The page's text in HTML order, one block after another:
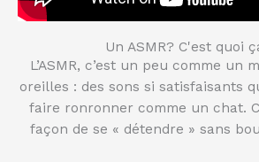
Un ASMR? C'est quoi
L’ASMR, c’est un peu comme un
oreilles : des sons si satisfaisants
faire ronronner comme un chat.
façon de se « détendre » sans